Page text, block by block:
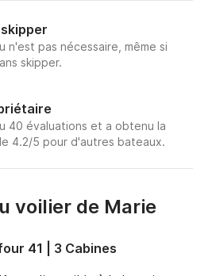
n'est pas nécessaire, même si
skipper.
40 évaluations et a obtenu la
4.2/5 pour d'autres bateaux.
voilier de Marie
41 | 3 Cabines